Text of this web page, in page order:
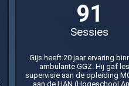
Sessies
91
Gijs heeft 20 jaar ervaring
ambulante GGZ. Hij gaf
supervisie aan de opleiding
aan de HAN (Hogeschool